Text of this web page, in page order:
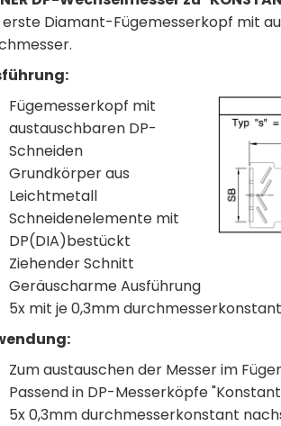
erste Diamant-Fügemesserkopf mit
Fügemesserkopf mit
austauschbaren DP-
Schneiden
Grundkörper aus
Leichtmetall
Schneidenelemente mit
DP(DIA)bestückt
Ziehender Schnitt
Geräuscharme Ausführung
5x mit je 0,3mm
Zum austauschen der Messer im
Passend in DP-Messerköpfe
5x 0,3mm durchmesserkonstant